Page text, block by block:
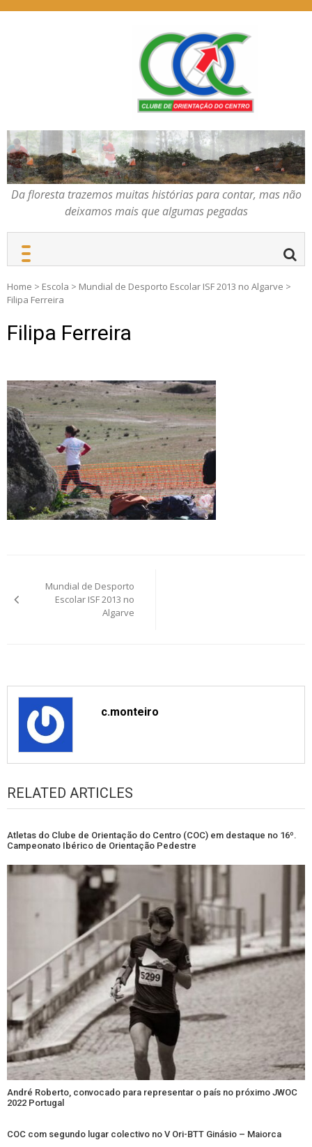
COC – CLUBE DE
ORIENTAÇÃO DO
CENTRO
Da floresta trazemos
muitas histórias para
contar, mas não deixamos
mais que algumas
pegadas
Da floresta trazemos muitas histórias para contar, mas não
deixamos mais que algumas pegadas
Home > Escola > Mundial de Desporto Escolar ISF 2013 no Algarve >
Filipa Ferreira
Filipa Ferreira
navigation
Mundial de Desporto
Escolar ISF 2013 no
Algarve
c.monteiro
RELATED ARTICLES
Atletas do Clube de Orientação do Centro (COC) em destaque no 16º.
Campeonato Ibérico de Orientação Pedestre
André Roberto, convocado para representar o país no próximo JWOC
2022 Portugal
COC com segundo lugar colectivo no V Ori-BTT Ginásio – Maiorca